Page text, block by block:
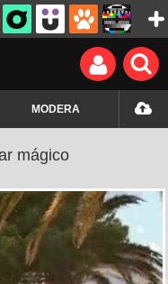
MODERA
mágico